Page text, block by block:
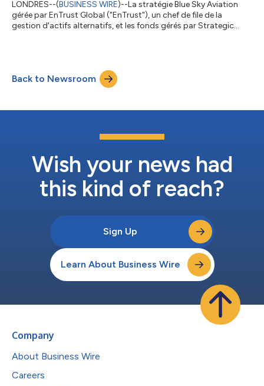
LONDRES--(BUSINESS WIRE)--La stratégie Blue Sky Aviation
gérée par EnTrust Global ("EnTrust"), un chef de file de la
gestion d'actifs alternatifs, et les fonds gérés par Strategic
Investissements aéronautiques et Gestion d'actifs (l'"Activité")
de DVB Bank Group. La transaction devrait être finalisée dans le
Back to Newsroom
Wish your news had
this kind of reach?
Sign Up
Learn About Business Wire
Company
About Business Wire
Careers